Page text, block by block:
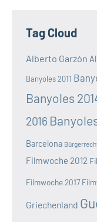
Tag Cloud
Alberto Garzón
Banyoles 2011
Banyoles
2016
Barcelona
Filmwoche 2012
Filmwoche 2017
Griechenland